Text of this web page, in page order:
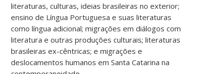
literaturas, culturas, ideias brasileiras no exterior;
ensino de Língua Portuguesa e suas literaturas
como língua adicional; migrações em diálogos com
literatura e outras produções culturais; literaturas
brasileiras ex-cêntricas; e migrações e
deslocamentos humanos em Santa Catarina na